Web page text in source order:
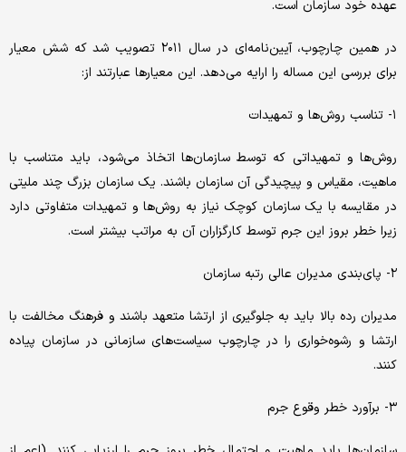
عهده خود سازمان است.
در همین چارچوب، آیین‌نامه‌ای در سال ۲۰۱۱ تصویب شد که شش معیار
برای بررسی این مساله را ارایه می‌دهد. این معیارها عبارتند از:
۱- تناسب روش‌ها و تمهیدات
روش‌‎ها و تمهیداتی که توسط سازمان‌ها اتخاذ می‌شود، باید متناسب با
ماهیت، مقیاس و پیچیدگی آن سازمان باشند. یک سازمان بزرگ چند ملیتی
در مقایسه با یک سازمان کوچک نیاز به روش‌‎ها و تمهیدات متفاوتی دارد
زیرا خطر بروز این جرم توسط کارگزاران آن به مراتب بیشتر است.
۲- پای‌بندی مدیران عالی رتبه سازمان
مدیران رده بالا باید به جلوگیری از ارتشا متعهد باشند و فرهنگ مخالفت با
ارتشا و رشوه‌خواری را در چارچوب سیاست‌های سازمانی در سازمان پیاده
کنند.
۳- برآورد خطر وقوع جرم